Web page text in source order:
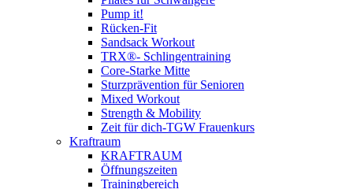
Pump it!
Rücken-Fit
Sandsack Workout
TRX®- Schlingentraining
Core-Starke Mitte
Sturzprävention für Senioren
Mixed Workout
Strength & Mobility
Zeit für dich-TGW Frauenkurs
Kraftraum
KRAFTRAUM
Öffnungszeiten
Trainingbereich